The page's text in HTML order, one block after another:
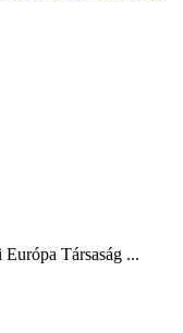
Társaság ...